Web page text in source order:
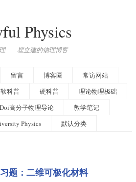
Physics
理——瞿立建的物理博客
留言 博客圈
常访网站
软科普 硬科普
理论物理极础
Doi高分子物理导论
教学笔记
Physics
默认分类
题：二维可极化材料